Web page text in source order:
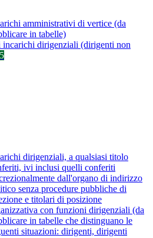
amministrativi di vertice (da
in tabelle)
dirigenziali (dirigenti non
5
dirigenziali, a qualsiasi titolo
ivi inclusi quelli conferiti
dall'organo di indirizzo
senza procedure pubbliche di
e titolari di posizione
con funzioni dirigenziali (da
in tabelle che distinguano le
situazioni: dirigenti, dirigenti